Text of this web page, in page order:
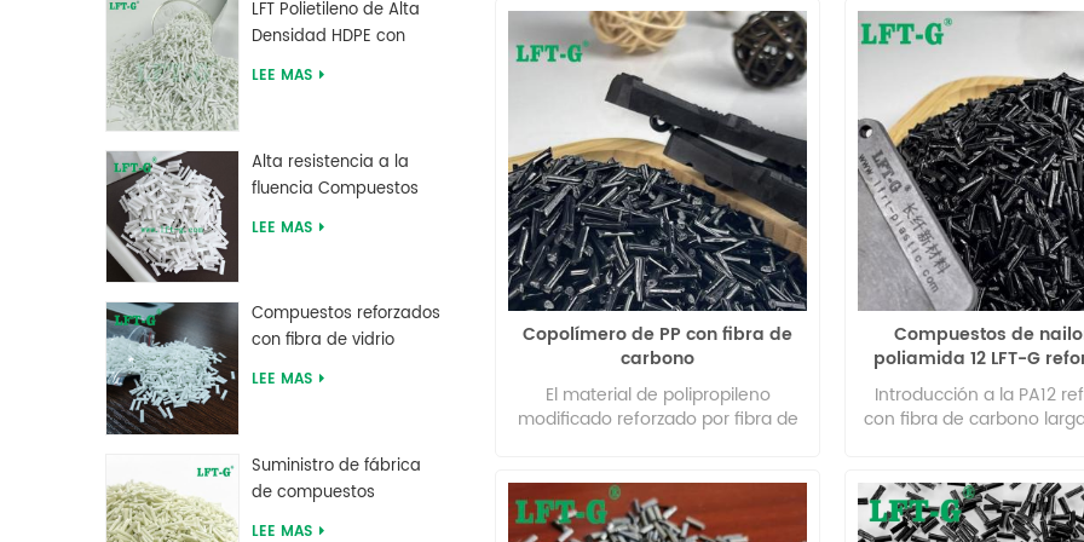
LFT Polietileno de Alta
Densidad HDPE con
Fibra de Vidrio Larga
LEE MAS
Alta resistencia a la
fluencia Compuestos
largos de fibra de vidrio
LEE MAS
Compuestos reforzados
con fibra de vidrio
larga de tereftalato de
LEE MAS
Suministro de fábrica
de compuestos
reforzados con fibra de
LEE MAS
menudo se considera que el PLA es
biodegradable.
densidad con buena
calor. Otras
incluyen: resistencia
elasticidad, tenacidad,
la fatiga y
aislamiento
Copolímero de PP con fibra de
carbono
El material de polipropileno
modificado reforzado por fibra de
módulo, alta resistencia específica,
bajo coeficiente de expansión
Compuestos de
poliamida 12 LFT-G
con fibra de carbono
Introducción a la PA12
con fibra de carbono larga
termoplástico de
gama diseñado para